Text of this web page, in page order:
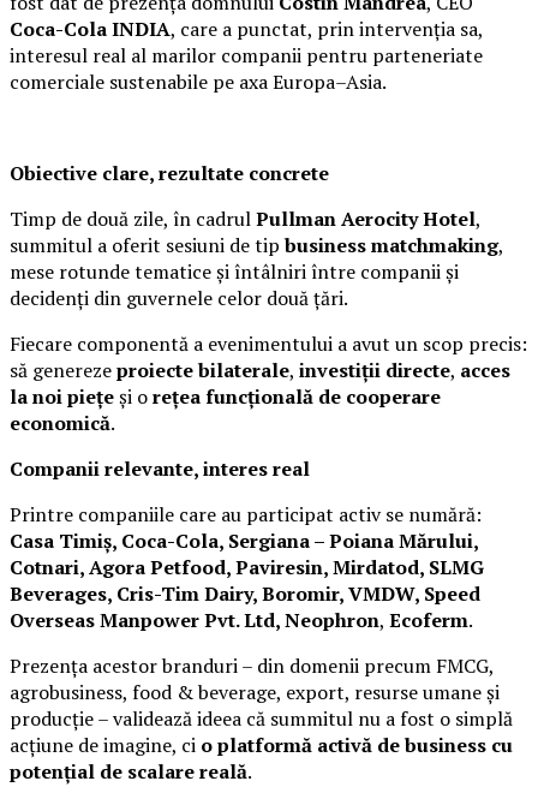
Coca-Cola INDIA, care a punctat, prin intervenția sa,
interesul real al marilor companii pentru parteneriate
comerciale sustenabile pe axa Europa–Asia.
Obiective clare, rezultate concrete
Timp de două zile, în cadrulPullman Aerocity Hotel,
summitul a oferit sesiuni de tipbusiness matchmaking,
mese rotunde tematice și întâlniri între companii și
decidenți din guvernele celor două țări.
Fiecare componentă a evenimentului a avut un scop precis:
să generezeproiecte bilaterale, investiții directe, acces
la noi piețeși orețea funcțională de cooperare
economică.
Companii relevante, interes real
Printre companiile care au participat activ se numără:
Casa Timiș, Coca-Cola, Sergiana – Poiana Mărului,
Cotnari, Agora Petfood, Paviresin, Mirdatod, SLMG
Beverages, Cris-Tim Dairy, Boromir, VMDW, Speed
Overseas Manpower Pvt. Ltd, Neophron, Ecoferm.
Prezența acestor branduri – din domenii precum FMCG,
agrobusiness, food & beverage, export, resurse umane și
producție – validează ideea că summitul nu a fost o simplă
acțiune de imagine, ci o platformă activă de business cu
potențial de scalare reală.